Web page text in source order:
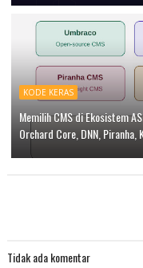
KODE KERAS
Memilih CMS di Ekosistem
Orchard Core, DNN,
Tidak ada komentar